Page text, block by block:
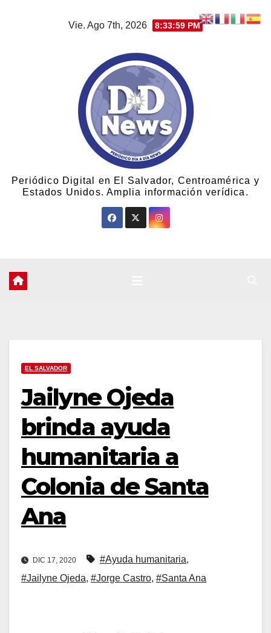
Vie. Ago 7th, 2026 8:34:00 PM
Periódico Digital en El Salvador, Centroamérica y
Estados Unidos. Amplia información verídica.
EL SALVADOR
Jailyne Ojeda
brinda ayuda
humanitaria a
Colonia de Santa
Ana
DIC 17, 2020 #Ayuda humanitaria,
#Jailyne Ojeda, #Jorge Castro, #Santa Ana